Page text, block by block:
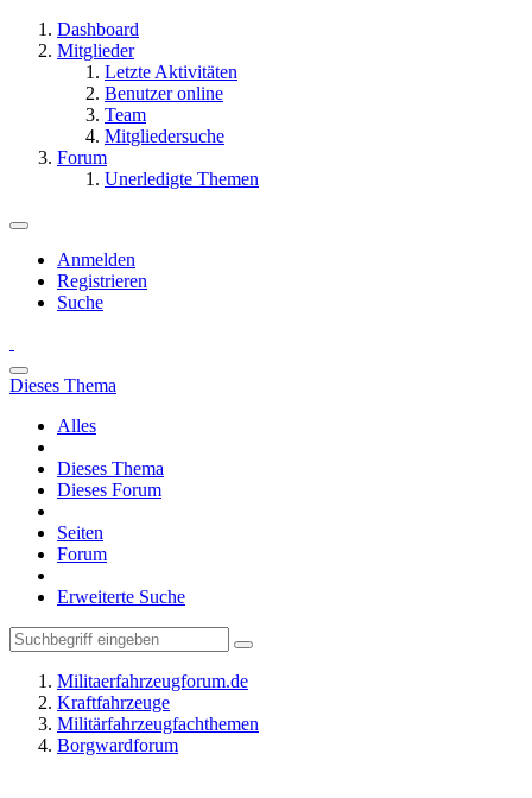
Dashboard
Mitglieder
Letzte Aktivitäten
Benutzer online
Team
Mitgliedersuche
Forum
Unerledigte Themen
Anmelden
Registrieren
Suche
Dieses Thema
Alles
Dieses Thema
Dieses Forum
Seiten
Forum
Erweiterte Suche
Militaerfahrzeugforum.de
Kraftfahrzeuge
Militärfahrzeugfachthemen
Borgwardforum